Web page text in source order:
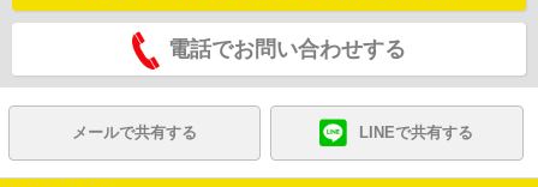
電話でお問い合わせする
メールで共有する LINEで共有する